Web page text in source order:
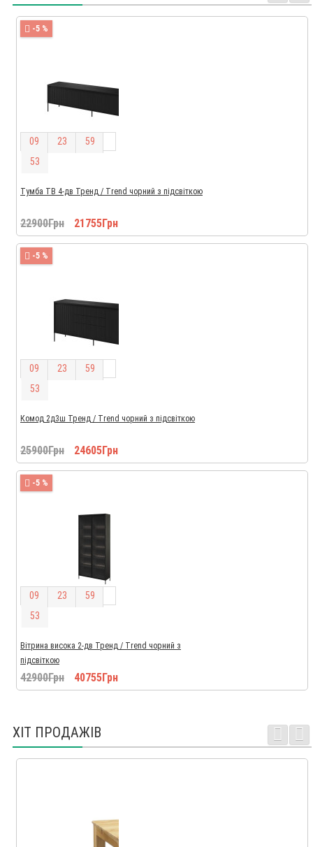
-5 %
09 23 59
52
Тумба ТВ 4-дв Тренд / Trend чорний з підсвіткою
22900Грн 21755Грн
-5 %
09 23 59
52
Комод 2д3ш Тренд / Trend чорний з підсвіткою
25900Грн 24605Грн
-5 %
09 23 59
52
Вітрина висока 2-дв Тренд / Trend чорний з
підсвіткою
42900Грн 40755Грн
ХІТ ПРОДАЖІВ